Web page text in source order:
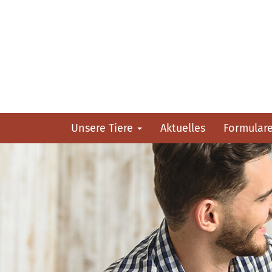
Unsere Tiere Aktuelles